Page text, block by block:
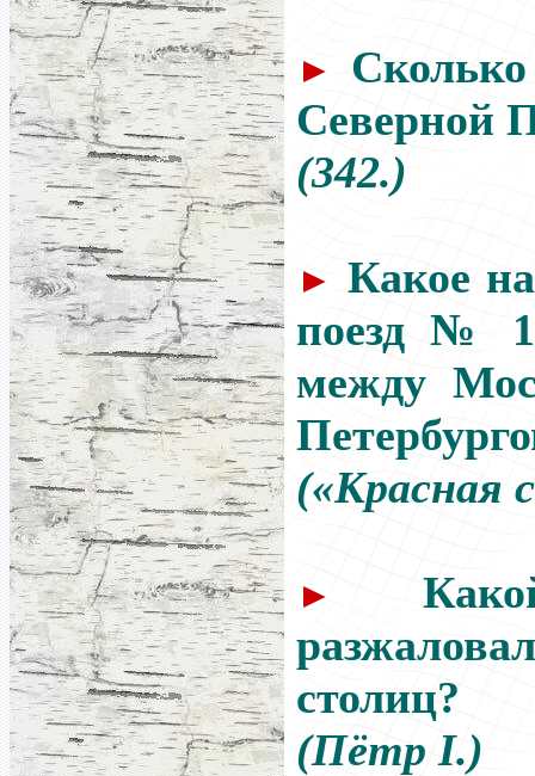
►
Северной
(342.)
► Какое
поезд №
между
(«Красная
►
столиц?
(Пётр I.)